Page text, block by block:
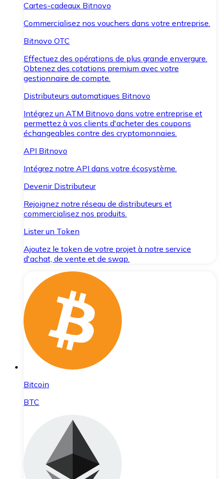
Cartes-cadeaux Bitnovo
Commercialisez nos vouchers dans votre entreprise.
Bitnovo OTC
Effectuez des opérations de plus grande envergure.
Obtenez des cotations premium avec votre
gestionnaire de compte.
Distributeurs automatiques Bitnovo
Intégrez un ATM Bitnovo dans votre entreprise et
permettez à vos clients d'acheter des coupons
échangeables contre des cryptomonnaies.
API Bitnovo
Intégrez notre API dans votre écosystème.
Devenir Distributeur
Rejoignez notre réseau de distributeurs et
commercialisez nos produits.
Lister un Token
Ajoutez le token de votre projet à notre service
d'achat, de vente et de swap.
Bitcoin
BTC